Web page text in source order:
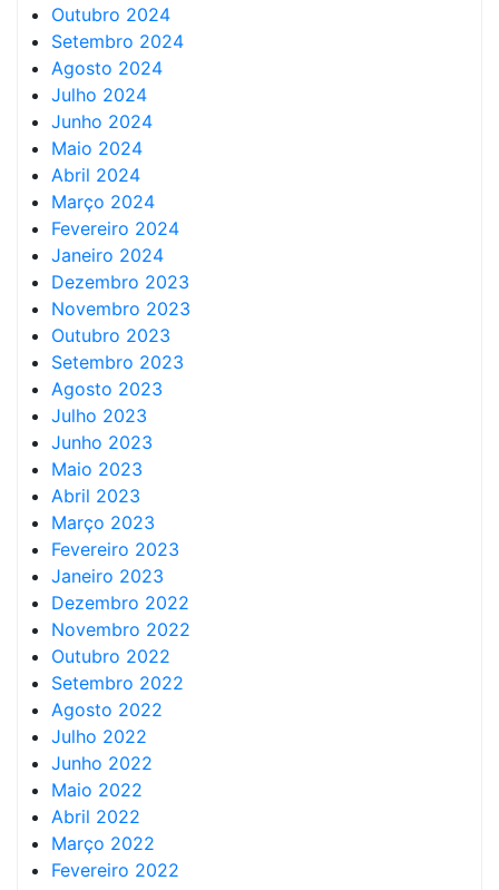
Outubro 2024
Setembro 2024
Agosto 2024
Julho 2024
Junho 2024
Maio 2024
Abril 2024
Março 2024
Fevereiro 2024
Janeiro 2024
Dezembro 2023
Novembro 2023
Outubro 2023
Setembro 2023
Agosto 2023
Julho 2023
Junho 2023
Maio 2023
Abril 2023
Março 2023
Fevereiro 2023
Janeiro 2023
Dezembro 2022
Novembro 2022
Outubro 2022
Setembro 2022
Agosto 2022
Julho 2022
Junho 2022
Maio 2022
Abril 2022
Março 2022
Fevereiro 2022